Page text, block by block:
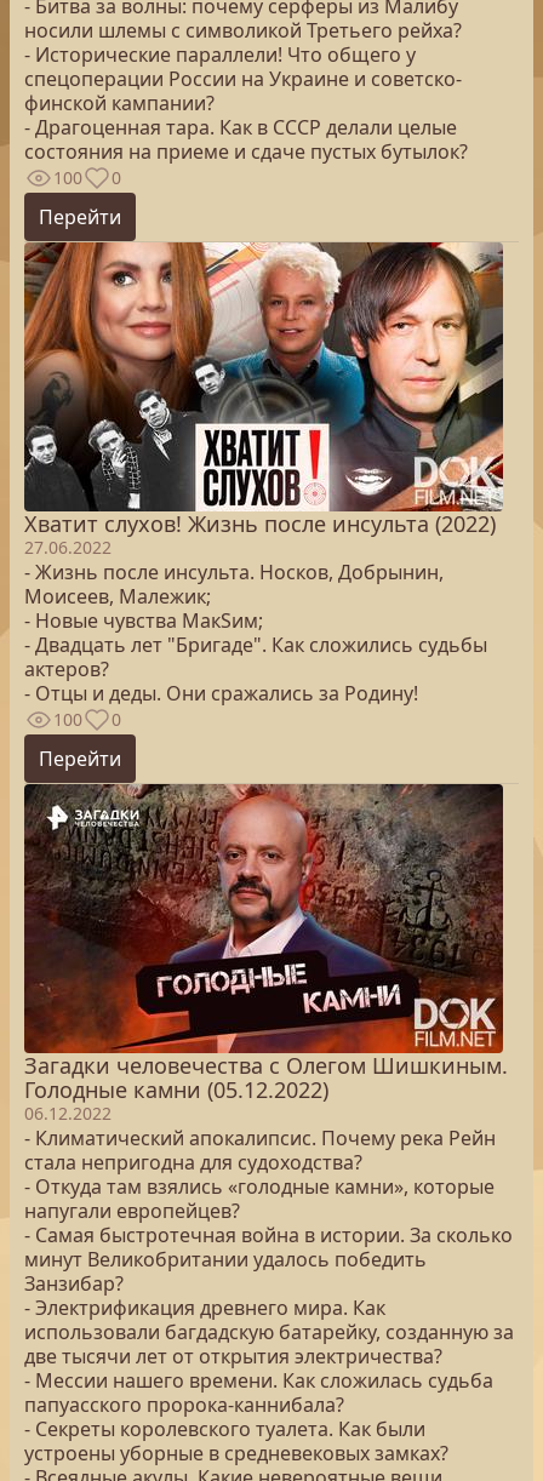
- Битва за волны: почему серферы из Малибу
носили шлемы с символикой Третьего рейха?
- Исторические параллели! Что общего у
спецоперации России на Украине и советско-
финской кампании?
- Драгоценная тара. Как в СССР делали целые
состояния на приеме и сдаче пустых бутылок?
100 0
Перейти
Хватит слухов! Жизнь после инсульта (2022)
27.06.2022
- Жизнь после инсульта. Носков, Добрынин,
Моисеев, Малежик;
- Новые чувства МакSим;
- Двадцать лет "Бригаде". Как сложились судьбы
актеров?
- Отцы и деды. Они сражались за Родину!
100 0
Перейти
Загадки человечества с Олегом Шишкиным.
Голодные камни (05.12.2022)
06.12.2022
- Климатический апокалипсис. Почему река Рейн
стала непригодна для судоходства?
- Откуда там взялись «голодные камни», которые
напугали европейцев?
- Самая быстротечная война в истории. За сколько
минут Великобритании удалось победить
Занзибар?
- Электрификация древнего мира. Как
использовали багдадскую батарейку, созданную за
две тысячи лет от открытия электричества?
- Мессии нашего времени. Как сложилась судьба
папуасского пророка-каннибала?
- Секреты королевского туалета. Как были
устроены уборные в средневековых замках?